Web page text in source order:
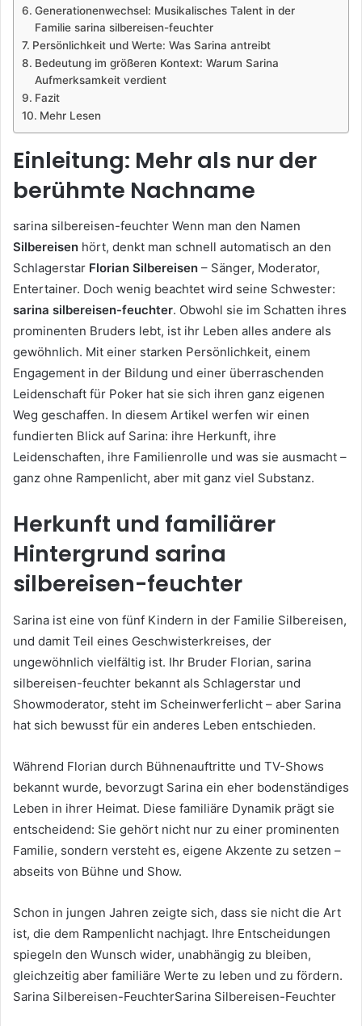
Generationenwechsel: Musikalisches Talent in der
Familie sarina silbereisen-feuchter
Persönlichkeit und Werte: Was Sarina antreibt
Bedeutung im größeren Kontext: Warum Sarina
Aufmerksamkeit verdient
Fazit
Mehr Lesen
Einleitung: Mehr als nur der
berühmte Nachname
sarina silbereisen-feuchter Wenn man den Namen
Silbereisen hört, denkt man schnell automatisch an den
Schlagerstar Florian Silbereisen – Sänger, Moderator,
Entertainer. Doch wenig beachtet wird seine Schwester:
sarina silbereisen-feuchter. Obwohl sie im Schatten ihres
prominenten Bruders lebt, ist ihr Leben alles andere als
gewöhnlich. Mit einer starken Persönlichkeit, einem
Engagement in der Bildung und einer überraschenden
Leidenschaft für Poker hat sie sich ihren ganz eigenen
Weg geschaffen. In diesem Artikel werfen wir einen
fundierten Blick auf Sarina: ihre Herkunft, ihre
Leidenschaften, ihre Familienrolle und was sie ausmacht –
ganz ohne Rampenlicht, aber mit ganz viel Substanz.
Herkunft und familiärer
Hintergrund sarina
silbereisen-feuchter
Sarina ist eine von fünf Kindern in der Familie Silbereisen,
und damit Teil eines Geschwisterkreises, der
ungewöhnlich vielfältig ist. Ihr Bruder Florian, sarina
silbereisen-feuchter bekannt als Schlagerstar und
Showmoderator, steht im Scheinwerferlicht – aber Sarina
hat sich bewusst für ein anderes Leben entschieden.
Während Florian durch Bühnenauftritte und TV-Shows
bekannt wurde, bevorzugt Sarina ein eher bodenständiges
Leben in ihrer Heimat. Diese familiäre Dynamik prägt sie
entscheidend: Sie gehört nicht nur zu einer prominenten
Familie, sondern versteht es, eigene Akzente zu setzen –
abseits von Bühne und Show.
Schon in jungen Jahren zeigte sich, dass sie nicht die Art
ist, die dem Rampenlicht nachjagt. Ihre Entscheidungen
spiegeln den Wunsch wider, unabhängig zu bleiben,
gleichzeitig aber familiäre Werte zu leben und zu fördern.
Sarina Silbereisen-FeuchterSarina Silbereisen-Feuchter